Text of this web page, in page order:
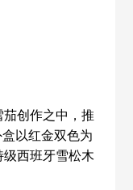
创作之中，推
以红金双色为
西班牙雪松木